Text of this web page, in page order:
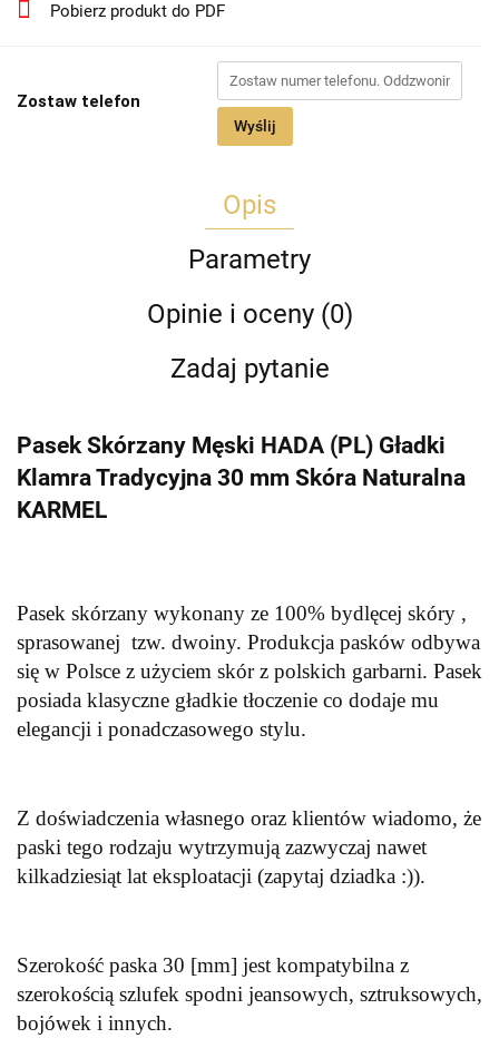
Pobierz produkt do PDF
Zostaw telefon
Wyślij
Opis
Parametry
Opinie i oceny (0)
Zadaj pytanie
Pasek Skórzany Męski HADA (PL) Gładki
Klamra Tradycyjna 30 mm Skóra Naturalna
KARMEL
Pasek skórzany wykonany ze 100% bydlęcej skóry ,
sprasowanej tzw. dwoiny. Produkcja pasków odbywa
się w Polsce z użyciem skór z polskich garbarni. Pasek
posiada klasyczne gładkie tłoczenie co dodaje mu
elegancji i ponadczasowego stylu.
Z doświadczenia własnego oraz klientów wiadomo, że
paski tego rodzaju wytrzymują zazwyczaj nawet
kilkadziesiąt lat eksploatacji (zapytaj dziadka :)).
Szerokość paska 30 [mm] jest kompatybilna z
szerokością szlufek spodni jeansowych, sztruksowych,
bojówek i innych.